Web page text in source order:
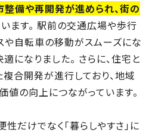
備や再開発が進められ、街の
います。 駅前の交通広場や歩行
や自転車の移動がスムーズにな
になりました。 さらに、住宅と
合開発が進行しており、地域
値の向上につながっています。
だけでなく「暮らしやすさ」に